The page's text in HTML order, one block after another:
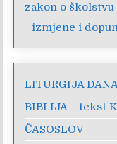
zakon o školstvu
izmjene i
LITURGIJA
BIBLIJA – tekst
ČASOSLOV